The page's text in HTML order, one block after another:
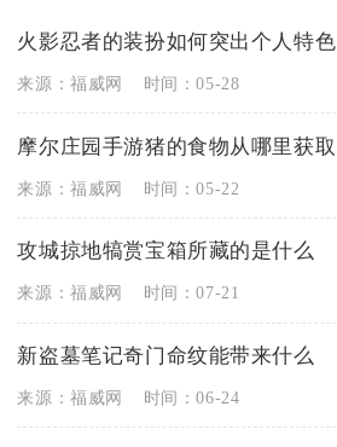
火影忍者的装扮如何突出个人特色
来源：福威网 时间：05-28
摩尔庄园手游猪的食物从哪里获取
来源：福威网 时间：05-22
攻城掠地犒赏宝箱所藏的是什么
来源：福威网 时间：07-21
新盗墓笔记奇门命纹能带来什么
来源：福威网 时间：06-24